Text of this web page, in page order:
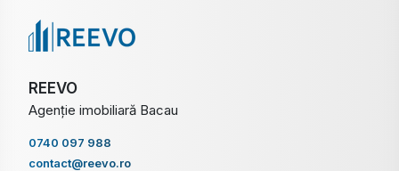
REEVO
Agenție imobiliară Bacau
0740 097 988
contact@reevo.ro